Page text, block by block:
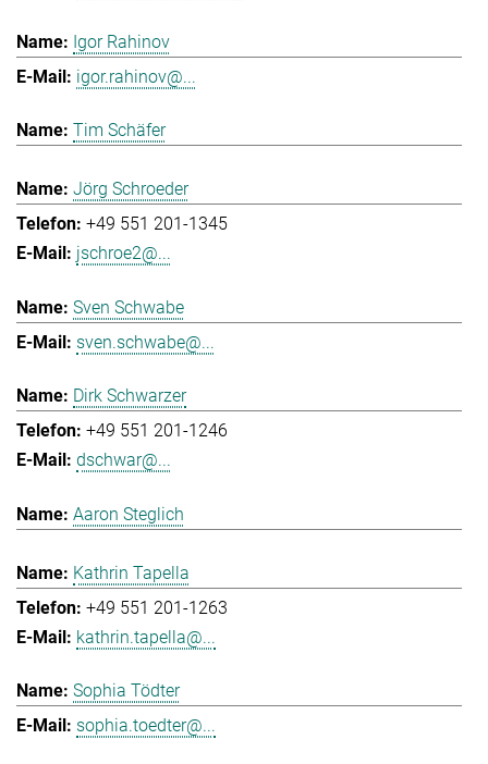
Igor Rahinov
igor.rahinov@...
Tim Schäfer
Jörg Schroeder
+49 551 201-1345
jschroe2@...
Sven Schwabe
sven.schwabe@...
Dirk Schwarzer
+49 551 201-1246
dschwar@...
Aaron Steglich
Kathrin Tapella
+49 551 201-1263
kathrin.tapella@...
Sophia Tödter
sophia.toedter@...